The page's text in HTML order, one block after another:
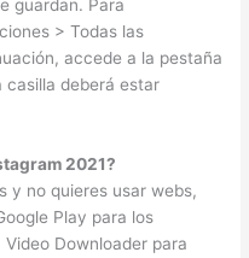
guardan. Para
> Todas las
accede a la pestaña
casilla deberá estar
2021?
y no quieres usar webs,
Play para los
Downloader para